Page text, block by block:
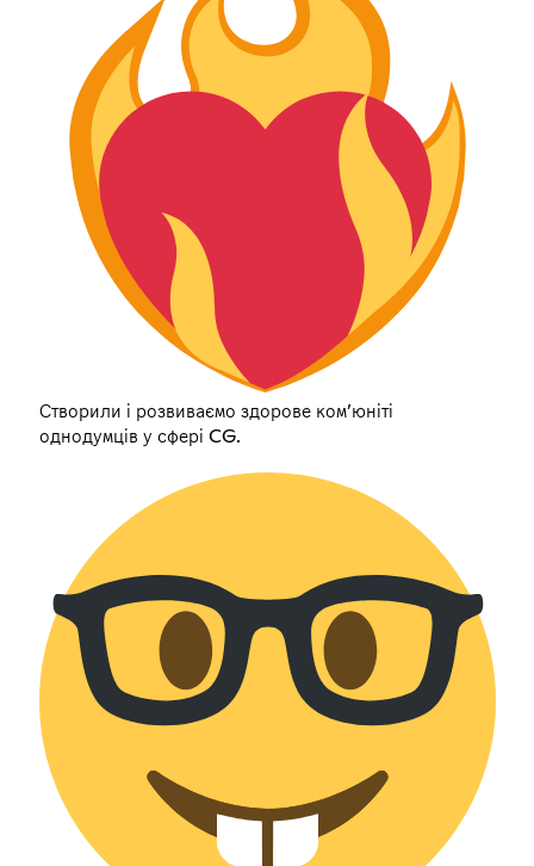
Створили і розвиваємо здорове комʼюніті
однодумців у сфері CG.